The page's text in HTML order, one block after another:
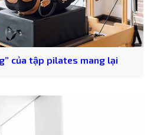
của tập pilates mang lại